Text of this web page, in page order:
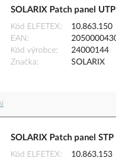
SOLARIX Patch panel
Kód ELFETEX
10.863.150
EAN
Kód výrobce
24000144
Značka
SOLARIX
SOLARIX Patch panel
Kód ELFETEX
10.863.153